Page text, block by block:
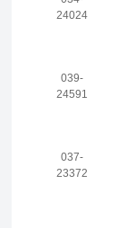
24024
039-
24591
037-
23372